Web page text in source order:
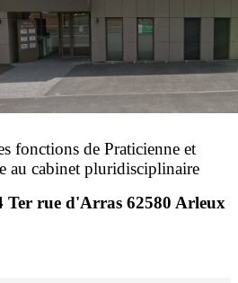
fonctions de Praticienne et
au cabinet pluridisciplinaire
Ter rue d'Arras 62580 Arleux